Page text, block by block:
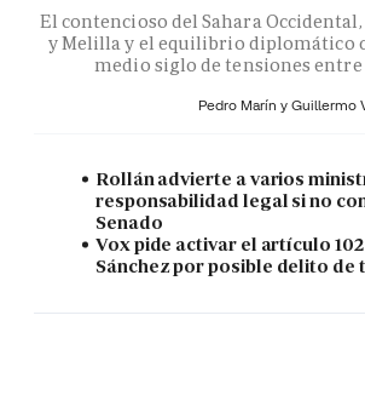
El contencioso del Sahara
y Melilla y el equilibrio diplomático
medio siglo de tensiones entre
Pedro Marín y Guillermo
Rollán advierte a varios
responsabilidad legal si no
Senado
Vox pide activar el artículo
Sánchez por posible delito de